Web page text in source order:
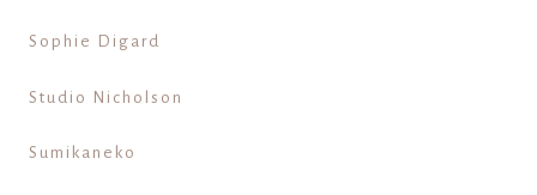
Sophie Digard
Studio Nicholson
Sumikaneko